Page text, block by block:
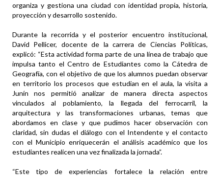
organiza y gestiona una ciudad con identidad propia, historia,
proyección y desarrollo sostenido.
Durante la recorrida y el posterior encuentro institucional,
David Pellicer, docente de la carrera de Ciencias Políticas,
explicó: “Esta actividad forma parte de una línea de trabajo que
impulsa tanto el Centro de Estudiantes como la Cátedra de
Geografía, con el objetivo de que los alumnos puedan observar
en territorio los procesos que estudian en el aula, la visita a
Junín nos permitió analizar de manera directa aspectos
vinculados al poblamiento, la llegada del ferrocarril, la
arquitectura y las transformaciones urbanas, temas que
abordamos en clase y que pudimos hacer observación con
claridad, sin dudas el diálogo con el Intendente y el contacto
con el Municipio enriquecerán el análisis académico que los
estudiantes realicen una vez finalizada la jornada”.
“Este tipo de experiencias fortalece la relación entre